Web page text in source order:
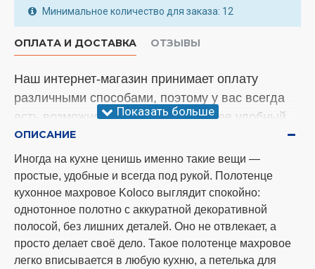
Минимальное количество для заказа: 12
ОПЛАТА И ДОСТАВКА ОТЗЫВЫ
Наш интернет-магазин принимает оплату
различными способами, поэтому у вас всегда
есть возможность выбрать наиболее удобный
вариант. Менеджер уточнит этот вопрос во
время подтверждающего звонка.
Внимание!
У нас произошли изменения
относительно отправки товара. Мы теперь
отправляем заказы три раза в неделю, а
именно понедельник, среда и суббота. Спасибо
за понимание!
ОПИСАНИЕ
Иногда на кухне ценишь именно такие вещи —
простые, удобные и всегда под рукой. Полотенце
кухонное махровое Koloco выглядит спокойно:
однотонное полотно с аккуратной декоративной
полосой, без лишних деталей. Оно не отвлекает, а
просто делает своё дело. Такое полотенце махровое
легко вписывается в любую кухню, а петелька для